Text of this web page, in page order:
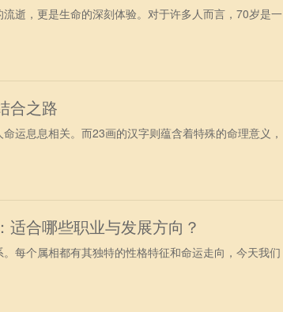
逝，更是生命的深刻体验。对于许多人而言，70岁是一
合之路
运息息相关。而23画的汉字则蕴含着特殊的命理意义，
合哪些职业与发展方向？
每个属相都有其独特的性格特征和命运走向，今天我们